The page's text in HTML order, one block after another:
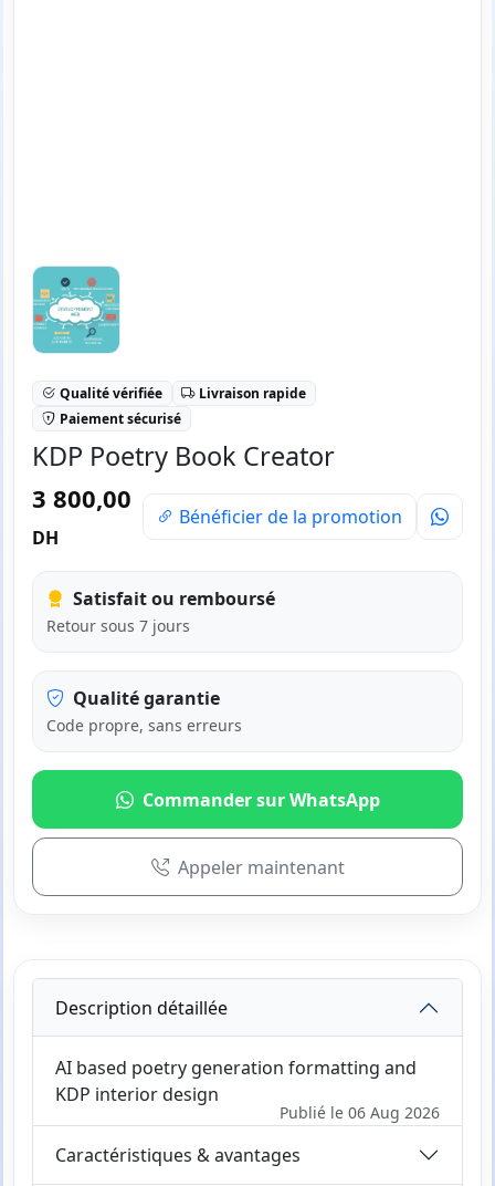
Qualité vérifiée
Livraison rapide
Paiement sécurisé
KDP Poetry Book Creator
3 800,00
DH
Bénéficier de la promotion
Satisfait ou remboursé
Retour sous 7 jours
Qualité garantie
Code propre, sans erreurs
Commander sur WhatsApp
Appeler maintenant
Description détaillée
AI based poetry generation formatting and
KDP interior design
Publié le 06 Aug 2026
Caractéristiques & avantages